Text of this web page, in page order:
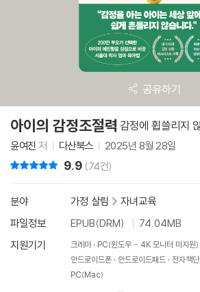
공유하기
아이의 감정조절력 감정에 휩쓸리지
윤여진 저 다산북스 2025년 8월 28일
9.9 (74건)
분야 가정 살림 > 자녀교육
파일정보
EPUB(DRM)
74.04MB
지원기기
크레마 PC(윈도우 - 4K 모니터 미지원)
안드로이드폰
안드로이드패드
전자책
PC(Mac)